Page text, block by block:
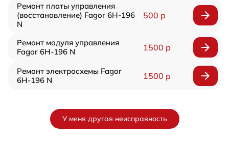
Ремонт платы управления
(восстановление) Fagor 6H-196
N
500 р
Ремонт модуля управления
Fagor 6H-196 N
1500 р
Ремонт электросхемы Fagor
6H-196 N
1500 р
У меня другая неисправность